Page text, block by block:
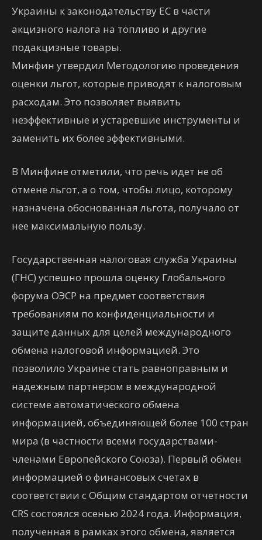
Украины к законодательству ЕС в части
акцизного налога на топливо и другие
подакцизные товары.
Минфин утвердил Методологию проведения
оценки льгот, которые приводят к налоговым
расходам. Это позволяет выявить
неэффективные и устаревшие инструменты и
заменить их более эффективными.
В Минфине отметили, что речь идет не об
отмене льгот, а о том, чтобы лицо, которому
назначена обоснованная льгота, получало от
нее максимальную пользу.
Государственная налоговая служба Украины
(ГНС) успешно прошла оценку Глобального
форума ОЭСР на предмет соответствия
требованиям по конфиденциальности и
защите данных для целей международного
обмена налоговой информацией. Это
позволило Украине стать равноправным и
надежным партнером в международной
системе автоматического обмена
информацией, объединяющей более 100 стран
мира (в частности всеми государствами-
членами Европейского Союза). Первый обмен
информацией о финансовых счетах в
соответствии с Общим стандартом отчетности
CRS состоялся осенью 2024 года. Информация,
полученная в рамках этого обмена, является